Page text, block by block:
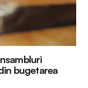
bugetarea